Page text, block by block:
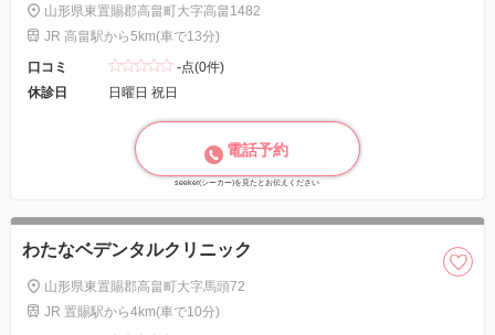
山形県東置賜郡高畠町大字高畠1482
JR 高畠駅から5km(車で13分)
口コミ
-点(0件)
休診日
日曜日 祝日
電話予約
seeker(シーカー)を見たとお伝えください
わたなベデンタルクリニック
山形県東置賜郡高畠町大字馬頭72
JR 置賜駅から4km(車で10分)